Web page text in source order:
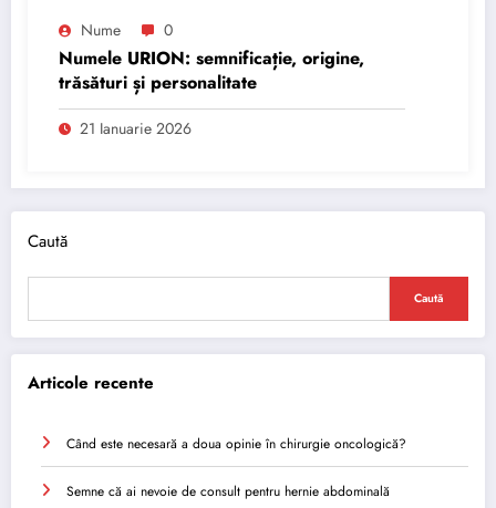
Nume 0
Numele URION: semnificație, origine,
trăsături și personalitate
21 Ianuarie 2026
Caută
Caută
Articole recente
Când este necesară a doua opinie în chirurgie oncologică?
Semne că ai nevoie de consult pentru hernie abdominală